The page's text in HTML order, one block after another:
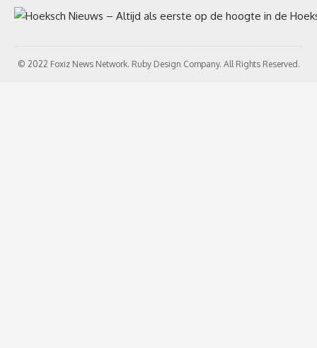
© 2022 Foxiz News Network. Ruby Design Company. All Rights Reserved.